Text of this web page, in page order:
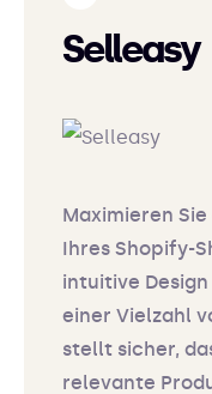
Selleasy
Maximieren
Ihres Shopify-
intuitive
einer Vielzahl
stellt sicher,
relevante